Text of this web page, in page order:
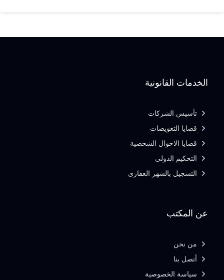
عن المكتب
من نحن
أتصل بنا
سياسة الخصوصية
الخدمات القانونية
تأسيس الشركات
قضايا التعويضات
قضايا الاحوال الشخصية
التحكيم الدولى
التسجيل بالشهر العقارى